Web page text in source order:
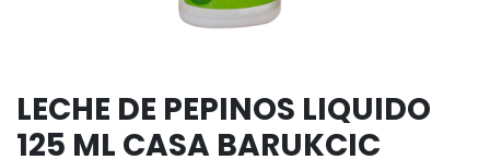
LECHE DE PEPINOS LIQUIDO
125 ML CASA BARUKCIC